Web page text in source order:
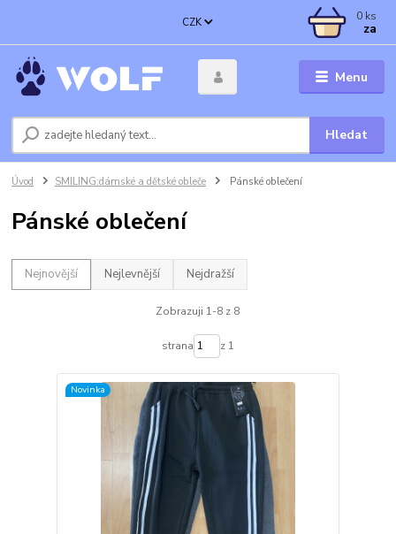
Menu
CZK
Hledat
0 ks
za
Úvod SMILING:dámské a dětské obleče Pánské oblečení
Pánské oblečení
Nejnovější Nejlevnější Nejdražší
Zobrazuji 1-8 z 8
strana z 1
Novinka